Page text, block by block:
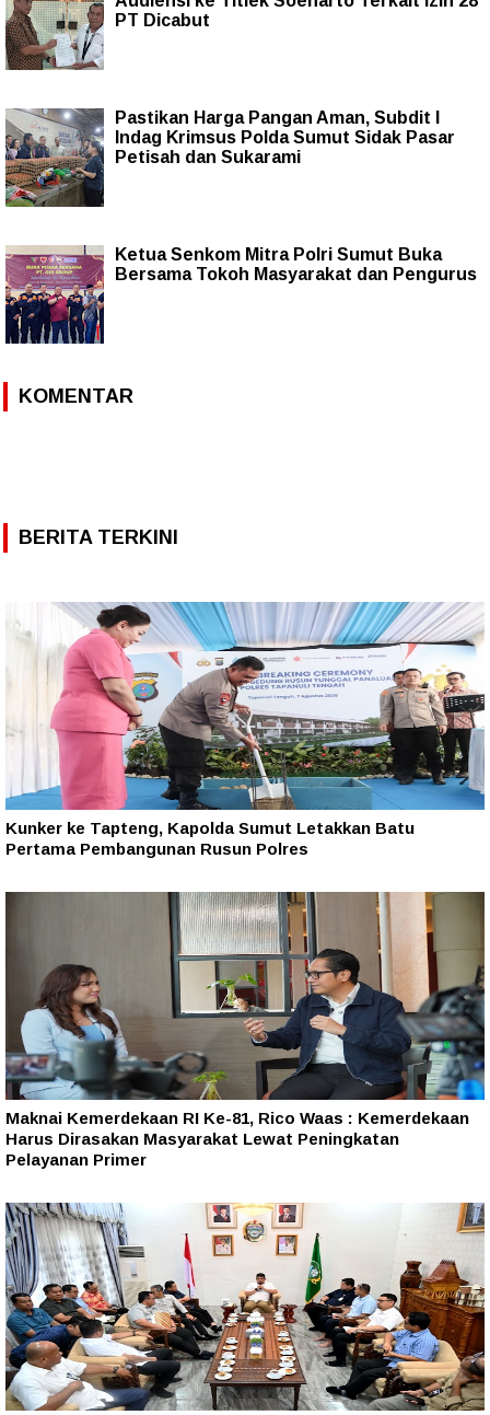
PT Dicabut
Pastikan Harga Pangan Aman, Subdit I
Indag Krimsus Polda Sumut Sidak Pasar
Petisah dan Sukarami
Ketua Senkom Mitra Polri Sumut Buka
Bersama Tokoh Masyarakat dan Pengurus
KOMENTAR
BERITA TERKINI
Kunker ke Tapteng, Kapolda Sumut Letakkan Batu
Pertama Pembangunan Rusun Polres
Maknai Kemerdekaan RI Ke-81, Rico Waas : Kemerdekaan
Harus Dirasakan Masyarakat Lewat Peningkatan
Pelayanan Primer